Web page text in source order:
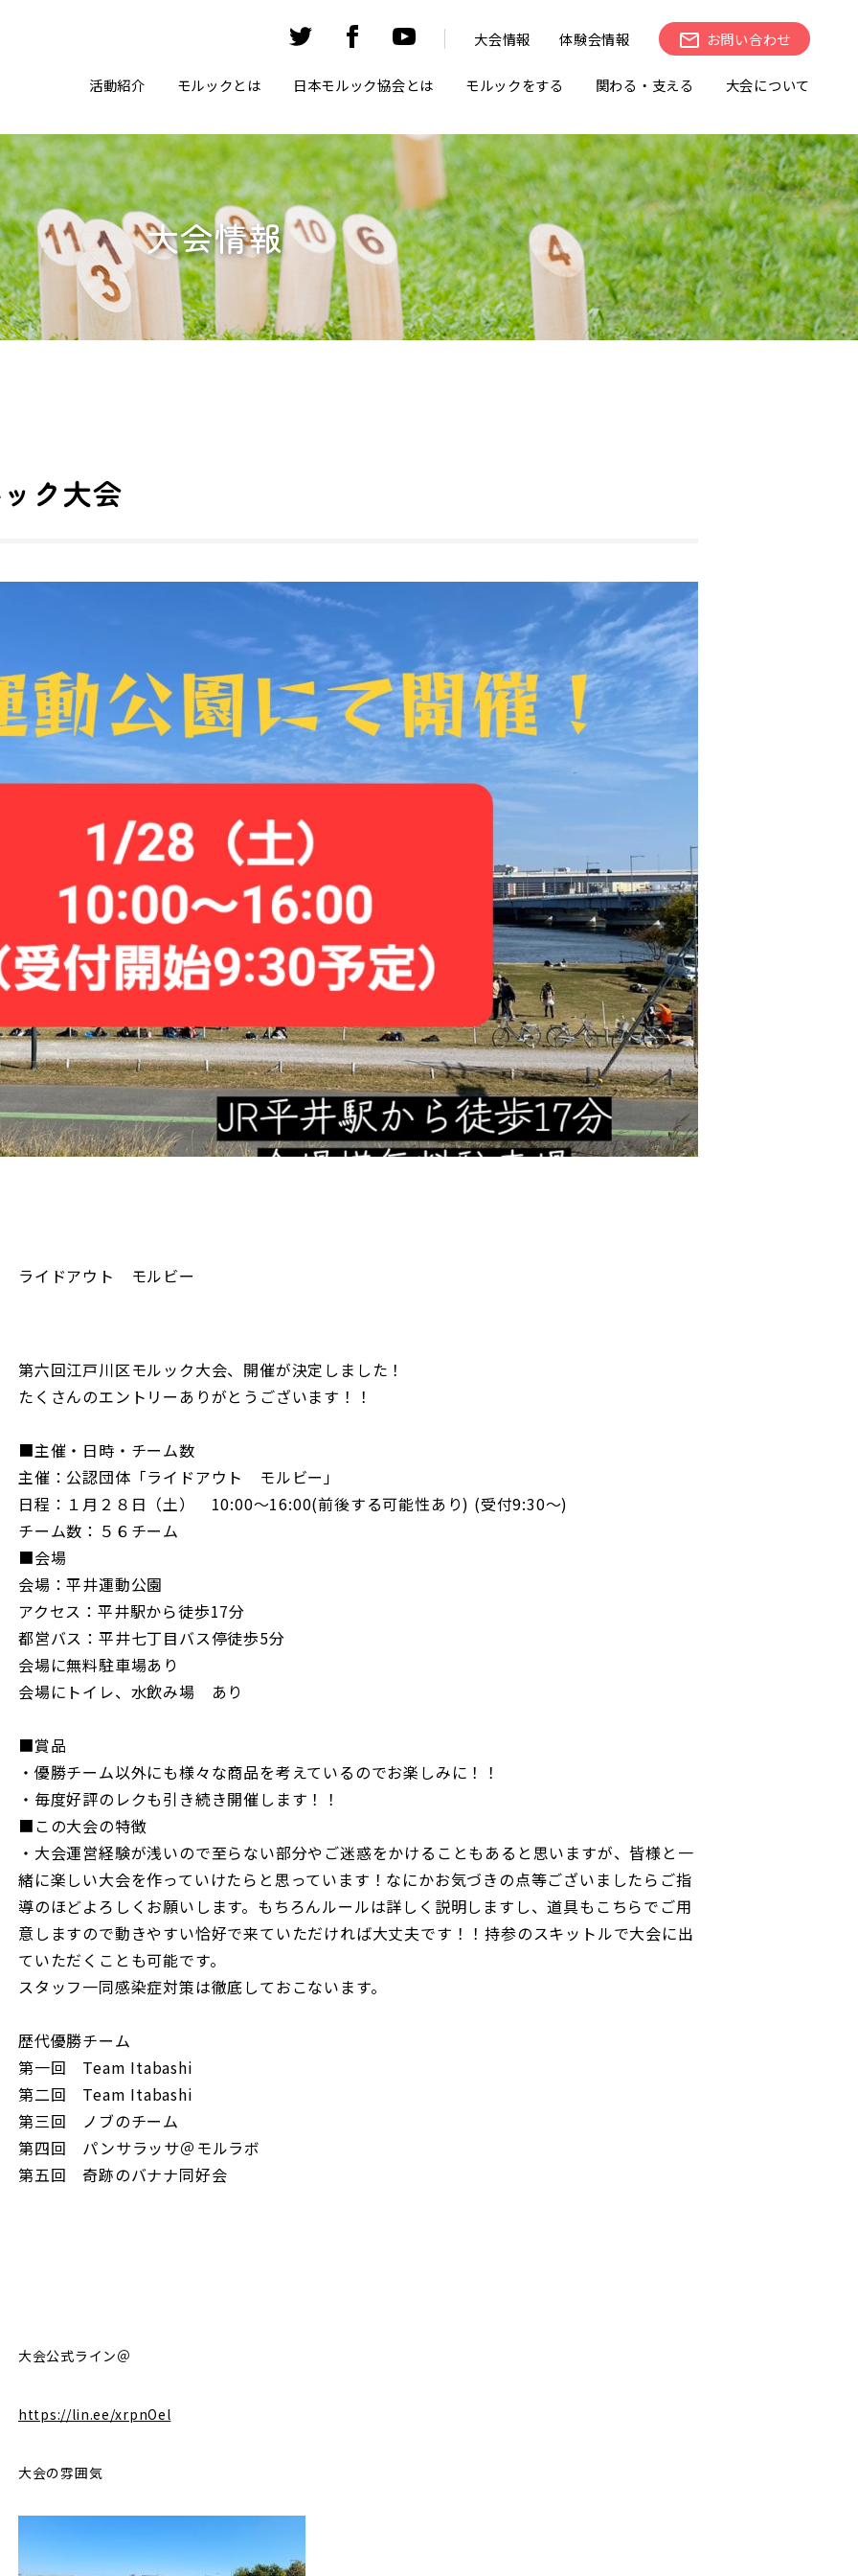
大会情報 体験会情報 お問い合わせ
活動紹介 モルックとは 日本モルック協会とは モルックをする 関わる・支える 大会について
大会情報
ク大会
ライドアウト モルビー
第六回江戸川区モルック大会、開催が決定しました！
たくさんのエントリーありがとうございます！！
■主催・日時・チーム数
主催：公認団体「ライドアウト モルビー」
日程：１月２８日（土） 10:00～16:00(前後する可能性あり) (受付9:30～)
チーム数：５６チーム
■会場
会場：平井運動公園
アクセス：平井駅から徒歩17分
都営バス：平井七丁目バス停徒歩5分
会場に無料駐車場あり
会場にトイレ、水飲み場 あり
■賞品
・優勝チーム以外にも様々な商品を考えているのでお楽しみに！！
・毎度好評のレクも引き続き開催します！！
■この大会の特徴
・大会運営経験が浅いので至らない部分やご迷惑をかけることもあると思いますが、皆様と一
緒に楽しい大会を作っていけたらと思っています！なにかお気づきの点等ございましたらご指
導のほどよろしくお願いします。もちろんルールは詳しく説明しますし、道具もこちらでご用
意しますので動きやすい恰好で来ていただければ大丈夫です！！持参のスキットルで大会に出
ていただくことも可能です。
スタッフ一同感染症対策は徹底しておこないます。
歴代優勝チーム
第一回 Team Itabashi
第二回 Team Itabashi
第三回 ノブのチーム
第四回 パンサラッサ＠モルラボ
第五回 奇跡のバナナ同好会
大会公式ライン＠
https://lin.ee/xrpnOel
大会の雰囲気